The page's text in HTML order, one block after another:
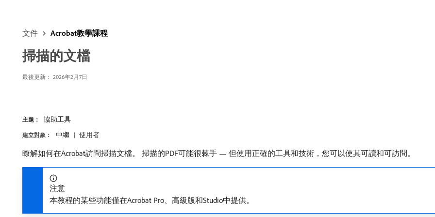
文件 Acrobat教學課程
掃描的文檔
最後更新： 2026年2月7日
主題： 協助工具
建立對象： 中繼 使用者
瞭解如何在Acrobat訪問掃描文檔。 掃描的PDF可能很棘手 — 但使用正確的工具和技術，您可以使其可讀和可訪問。
注意
本教程的某些功能僅在Acrobat Pro、高級版和Studio中提供。